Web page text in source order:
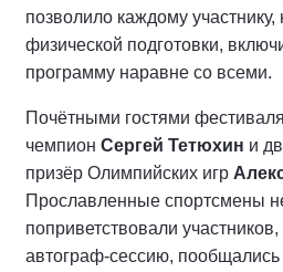
позволило каждому участнику,
физической подготовки,
программу наравне со всеми.
Почётными гостями
чемпион Сергей Тетюхин и
призёр Олимпийских игр
Прославленные спортсмены
поприветствовали
автограф-сессию,